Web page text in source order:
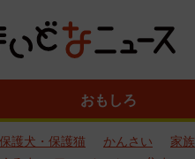
おもしろ
保護犬・保護猫 かんさい 家族